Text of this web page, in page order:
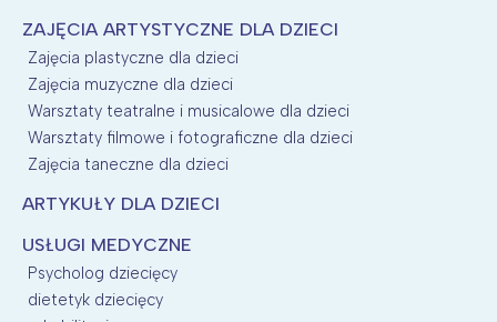
ZAJĘCIA ARTYSTYCZNE DLA DZIECI
Zajęcia plastyczne dla dzieci
Zajęcia muzyczne dla dzieci
Warsztaty teatralne i musicalowe dla dzieci
Warsztaty filmowe i fotograficzne dla dzieci
Zajęcia taneczne dla dzieci
ARTYKUŁY DLA DZIECI
USŁUGI MEDYCZNE
Psycholog dziecięcy
dietetyk dziecięcy